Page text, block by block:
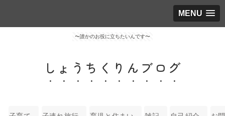
MENU
〜誰かのお役に立ちたいんです〜
しょうちくりんブログ